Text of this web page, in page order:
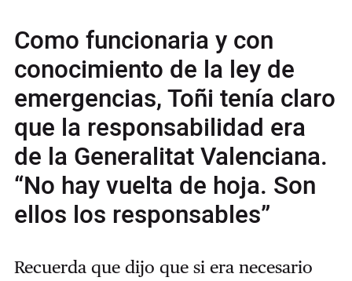
Como funcionaria y con
conocimiento de la ley de
emergencias, Toñi tenía claro
que la responsabilidad era
de la Generalitat Valenciana.
“No hay vuelta de hoja. Son
ellos los responsables”
Recuerda que dijo que si era necesario